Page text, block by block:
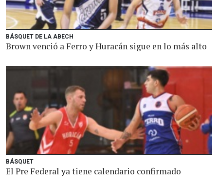
BÁSQUET DE LA ABECH
Brown venció a Ferro y Huracán sigue en lo más alto
BÁSQUET
El Pre Federal ya tiene calendario confirmado